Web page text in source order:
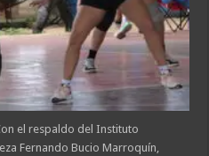
el respaldo del Instituto
Fernando Bucio Marroquín,